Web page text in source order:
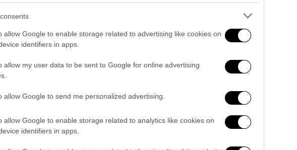
allow Google to enable storage related to advertising like cookies on
identifiers in apps.
allow my user data to be sent to Google for online advertising
allow Google to send me personalized advertising.
allow Google to enable storage related to analytics like cookies on
identifiers in apps.
λάθος»
προκάλεσε στονΑυλώνα η σοβαρή
του3χρονου παιδιού μ
μικρό της γιο από το σχολείο,
του υπήρχε ένα κενό, ενώ στο χείλος
δόθηκε από τη